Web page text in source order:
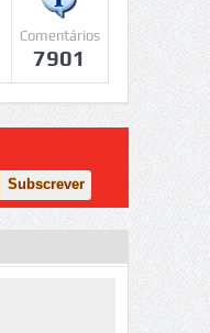
Comentários
7901